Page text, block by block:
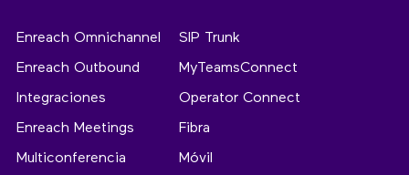
Enreach Omnichannel
Enreach Outbound
Integraciones
Enreach Meetings
Multiconferencia
SIP Trunk
MyTeamsConnect
Operator Connect
Fibra
Móvil